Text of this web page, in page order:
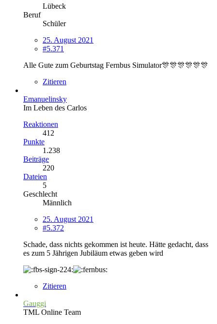
Lübeck
Beruf
Schüler
25. August 2021
#5.371
Alle Gute zum Geburtstag Fernbus Simulator🎊🎊🎊🎊🎊🎊
Zitieren
Emanuelinsky
Im Leben des Carlos
Reaktionen
412
Punkte
1.238
Beiträge
220
Dateien
5
Geschlecht
Männlich
25. August 2021
#5.372
Schade, dass nichts gekommen ist heute. Hätte gedacht, dass
es zum 5 Jährigen Jubiläum etwas geben wird
Zitieren
Gauggi
TML Online Team